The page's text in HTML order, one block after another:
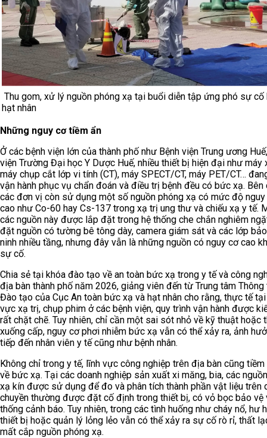
Thu gom, xử lý nguồn phóng xạ tại buổi diễn tập ứng phó sự cố
hạt nhân
Những nguy cơ tiềm ẩn
Ở các bệnh viện lớn của thành phố như Bệnh viện Trung ương
viện Trường Đại học Y Dược Huế, nhiều thiết bị hiện đại như máy
máy chụp cắt lớp vi tính (CT), máy SPECT/CT, máy PET/CT…
vận hành phục vụ chẩn đoán và điều trị bệnh đều có bức xạ. Bên
các đơn vị còn sử dụng một số nguồn phóng xạ có mức độ nguy
cao như Co-60 hay Cs-137 trong xạ trị ung thư và chiếu xạ y tế.
các nguồn này được lắp đặt trong hệ thống che chắn nghiêm
đặt nguồn có tường bê tông dày, camera giám sát và các lớp
ninh nhiều tầng, nhưng đây vẫn là những nguồn có nguy cơ cao
sự cố.
Chia sẻ tại khóa đào tạo về an toàn bức xạ trong y tế và công
địa bàn thành phố năm 2026, giảng viên đến từ Trung tâm Thông
Đào tạo của Cục An toàn bức xạ và hạt nhân cho rằng, thực tế
vực xạ trị, chụp phim ở các bệnh viện, quy trình vận hành được
rất chặt chẽ. Tuy nhiên, chỉ cần một sai sót nhỏ về kỹ thuật hoặc
xuống cấp, nguy cơ phơi nhiễm bức xạ vẫn có thể xảy ra, ảnh
tiếp đến nhân viên y tế cũng như bệnh nhân.
Không chỉ trong y tế, lĩnh vực công nghiệp trên địa bàn cũng
về bức xạ. Tại các doanh nghiệp sản xuất xi măng, bia, các
xạ kín được sử dụng để đo và phân tích thành phần vật liệu trên
chuyền thường được đặt cố định trong thiết bị, có vỏ bọc bảo vệ
thống cảnh báo. Tuy nhiên, trong các tình huống như cháy nổ, hư
thiết bị hoặc quản lý lỏng lẻo vẫn có thể xảy ra sự cố rò rỉ, thất
mất cắp nguồn phóng xạ.